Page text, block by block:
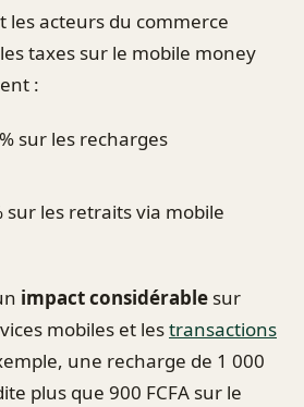
les acteurs du commerce
taxes sur le mobile money
:
sur les recharges
sur les retraits via mobile
impact considérable sur
mobiles et lestransactions
une recharge de 1 000
plus que 900 FCFA sur le